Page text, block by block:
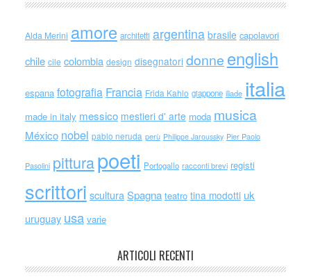
Alda Merini amore architetti argentina brasile capolavori
chile cile colombia design disegnatori donne english
espana fotografia Francia Frida Kahlo giappone iliade italia
made in italy messico mestieri d' arte moda musica
México nobel pablo neruda perù Philippe Jaroussky Pier Paolo
Pasolini pitturapoeti Portogallo racconti brevi registi
scrittori scultura Spagna teatro tina modotti uk
uruguay usa varie
ARTICOLI RECENTI